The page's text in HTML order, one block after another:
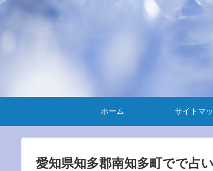
ホーム サイトマ
愛知県知多郡南知多町でで占